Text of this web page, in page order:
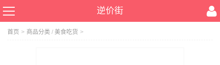
逆价街
首页 > 商品分类 / 美食吃货 >